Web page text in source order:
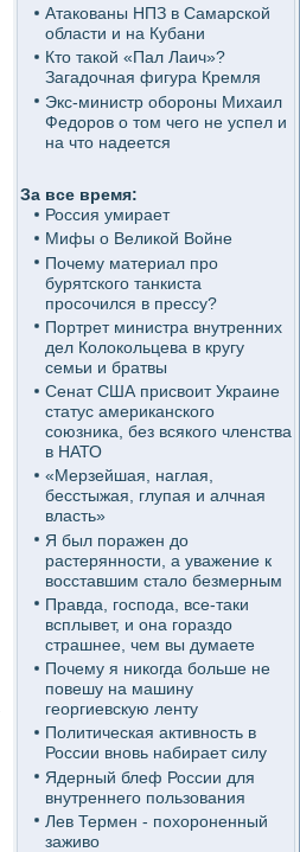
Атакованы НПЗ в Самарской
области и на Кубани
Кто такой «Пал Лаич»?
Загадочная фигура Кремля
Экс-министр обороны Михаил
Федоров о том чего не успел и
на что надеется
За все время:
Россия умирает
Мифы о Великой Войне
Почему материал про
бурятского танкиста
просочился в прессу?
Портрет министра внутренних
дел Колокольцева в кругу
семьи и братвы
Сенат США присвоит Украине
статус американского
союзника, без всякого членства
в НАТО
«Мерзейшая, наглая,
бесстыжая, глупая и алчная
власть»
Я был поражен до
растерянности, а уважение к
восставшим стало безмерным
Правда, господа, все-таки
всплывет, и она гораздо
страшнее, чем вы думаете
Почему я никогда больше не
повешу на машину
георгиевскую ленту
Политическая активность в
России вновь набирает силу
Ядерный блеф России для
внутреннего пользования
Лев Термен - похороненный
заживо